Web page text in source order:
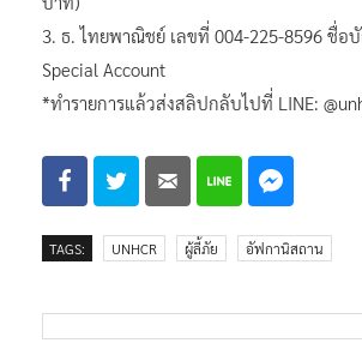
3. ธ. ไทยพาณิชย์ เลขที่ 004-225-8596 ชื่อ
Special Account
*ทำรายการแล้วส่งสลิปกลับไปที่ LINE:
TAGS: UNHCR ผู้ลี้ภัย อัฟกานิสถาน